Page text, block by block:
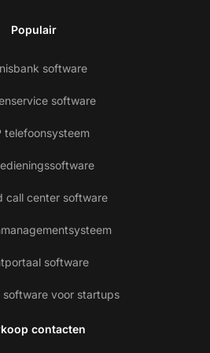
Populair
software
software
telefoonsysteem
call center software
software
software voor startups
contacten